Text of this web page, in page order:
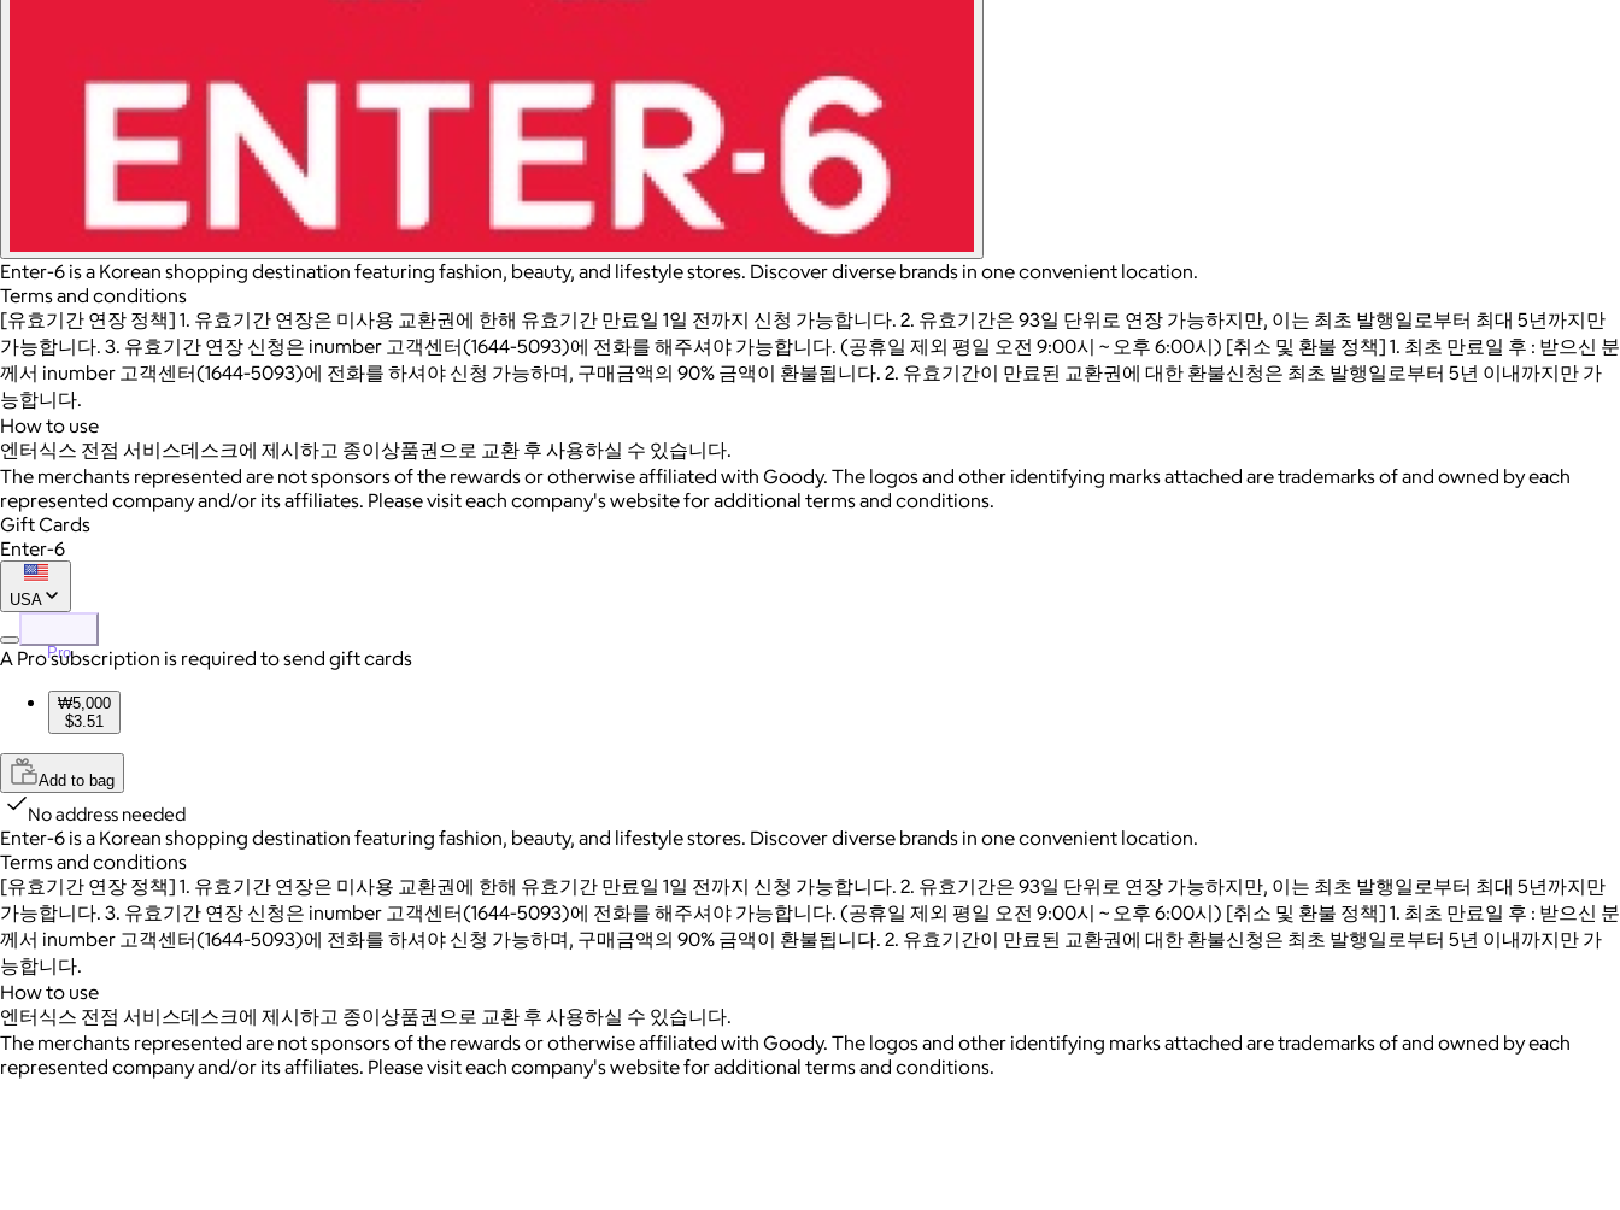
Enter-6 is a Korean shopping destination featuring fashion, beauty, and lifestyle stores. Discover diverse brands in one convenient location.
Terms and conditions
[유효기간 연장 정책] 1. 유효기간 연장은 미사용 교환권에 한해 유효기간 만료일 1일 전까지 신청 가능합니다. 2. 유효기간은 93일 단위로 연장 가능하지만, 이는 최초 발행일로부터 최대 5년까지만
가능합니다. 3. 유효기간 연장 신청은 inumber 고객센터(1644-5093)에 전화를 해주셔야 가능합니다. (공휴일 제외 평일 오전 9:00시 ~ 오후 6:00시) [취소 및 환불 정책] 1. 최초 만료일 후 : 받으신 분
께서 inumber 고객센터(1644-5093)에 전화를 하셔야 신청 가능하며, 구매금액의 90% 금액이 환불됩니다. 2. 유효기간이 만료된 교환권에 대한 환불신청은 최초 발행일로부터 5년 이내까지만 가
능합니다.
How to use
엔터식스 전점 서비스데스크에 제시하고 종이상품권으로 교환 후 사용하실 수 있습니다.
The merchants represented are not sponsors of the rewards or otherwise affiliated with Goody. The logos and other identifying marks attached are trademarks of and owned by each
represented company and/or its affiliates. Please visit each company's website for additional terms and conditions.
Gift Cards
Enter-6
USA
Pro
A Pro subscription is required to send gift cards
₩5,000
$3.51
Add to bag
No address needed
Enter-6 is a Korean shopping destination featuring fashion, beauty, and lifestyle stores. Discover diverse brands in one convenient location.
Terms and conditions
[유효기간 연장 정책] 1. 유효기간 연장은 미사용 교환권에 한해 유효기간 만료일 1일 전까지 신청 가능합니다. 2. 유효기간은 93일 단위로 연장 가능하지만, 이는 최초 발행일로부터 최대 5년까지만
가능합니다. 3. 유효기간 연장 신청은 inumber 고객센터(1644-5093)에 전화를 해주셔야 가능합니다. (공휴일 제외 평일 오전 9:00시 ~ 오후 6:00시) [취소 및 환불 정책] 1. 최초 만료일 후 : 받으신 분
께서 inumber 고객센터(1644-5093)에 전화를 하셔야 신청 가능하며, 구매금액의 90% 금액이 환불됩니다. 2. 유효기간이 만료된 교환권에 대한 환불신청은 최초 발행일로부터 5년 이내까지만 가
능합니다.
How to use
엔터식스 전점 서비스데스크에 제시하고 종이상품권으로 교환 후 사용하실 수 있습니다.
The merchants represented are not sponsors of the rewards or otherwise affiliated with Goody. The logos and other identifying marks attached are trademarks of and owned by each
represented company and/or its affiliates. Please visit each company's website for additional terms and conditions.